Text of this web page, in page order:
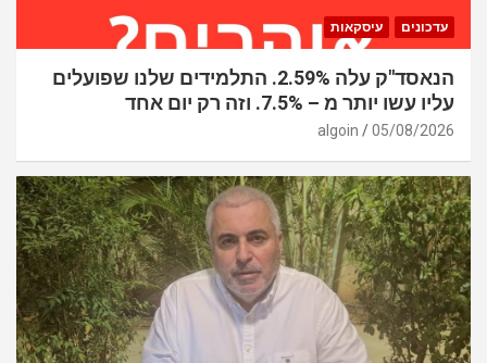
עדכונים עיסקאות
הנאסד"ק עלה 2.59%. התלמידים שלנו שפועלים
עליו עשו יותר מ – 7.5%. וזה רק יום אחד
05/08/2026
algoin